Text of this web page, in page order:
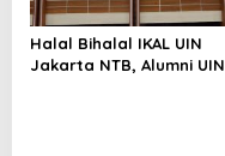
Halal Bihalal IKAL UIN
Jakarta NTB, Alumni UIN